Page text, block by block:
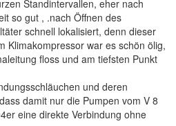
Standintervallen, eher nach
so gut , .nach Öffnen des
schnell lokalisiert, denn dieser
Klimakompressor war es schön ölig,
floss und am tiefsten Punkt
und deren
damit nur die Pumpen vom V 8
eine direkte Verbindung ohne